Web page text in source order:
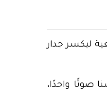
ليكسر جدار
صوتًا واحدًا،